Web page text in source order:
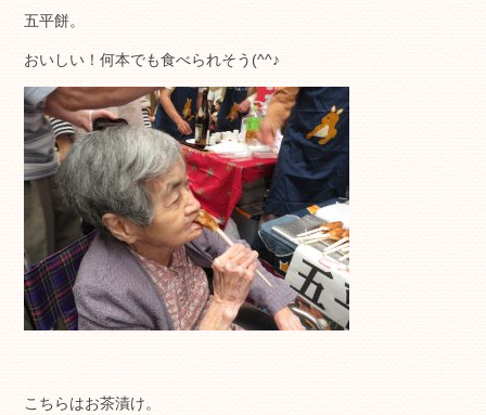
五平餅。
おいしい！何本でも食べられそう(^^♪
こちらはお茶漬け。